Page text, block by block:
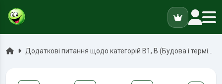
Головна